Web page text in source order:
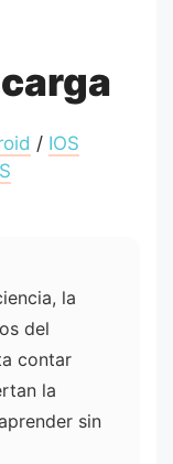
/ IOS
la
del
contar
la
sin